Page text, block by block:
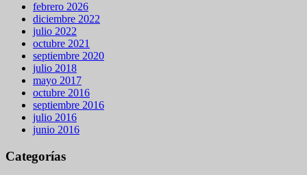
febrero 2026
diciembre 2022
julio 2022
octubre 2021
septiembre 2020
julio 2018
mayo 2017
octubre 2016
septiembre 2016
julio 2016
junio 2016
Categorías